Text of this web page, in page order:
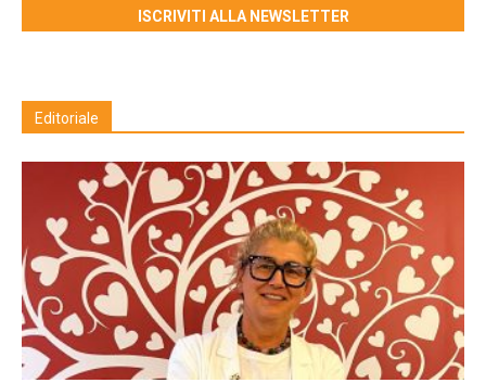
ISCRIVITI ALLA NEWSLETTER
Editoriale